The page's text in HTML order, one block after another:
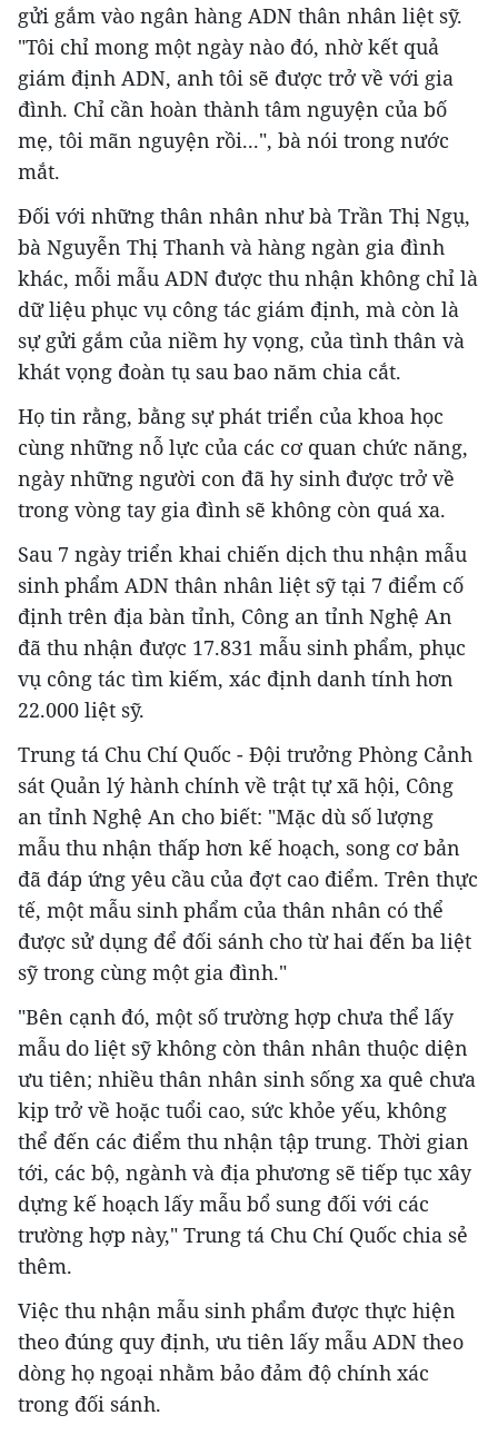
gửi gắm vào ngân hàng ADN thân nhân liệt sỹ.
"Tôi chỉ mong một ngày nào đó, nhờ kết quả
giám định ADN, anh tôi sẽ được trở về với gia
đình. Chỉ cần hoàn thành tâm nguyện của bố
mẹ, tôi mãn nguyện rồi...", bà nói trong nước
mắt.
Đối với những thân nhân như bà Trần Thị Ngụ,
bà Nguyễn Thị Thanh và hàng ngàn gia đình
khác, mỗi mẫu ADN được thu nhận không chỉ là
dữ liệu phục vụ công tác giám định, mà còn là
sự gửi gắm của niềm hy vọng, của tình thân và
khát vọng đoàn tụ sau bao năm chia cắt.
Họ tin rằng, bằng sự phát triển của khoa học
cùng những nỗ lực của các cơ quan chức năng,
ngày những người con đã hy sinh được trở về
trong vòng tay gia đình sẽ không còn quá xa.
Sau 7 ngày triển khai chiến dịch thu nhận mẫu
sinh phẩm ADN thân nhân liệt sỹ tại 7 điểm cố
định trên địa bàn tỉnh, Công an tỉnh Nghệ An
đã thu nhận được 17.831 mẫu sinh phẩm, phục
vụ công tác tìm kiếm, xác định danh tính hơn
22.000 liệt sỹ.
Trung tá Chu Chí Quốc - Đội trưởng Phòng Cảnh
sát Quản lý hành chính về trật tự xã hội, Công
an tỉnh Nghệ An cho biết: "Mặc dù số lượng
mẫu thu nhận thấp hơn kế hoạch, song cơ bản
đã đáp ứng yêu cầu của đợt cao điểm. Trên thực
tế, một mẫu sinh phẩm của thân nhân có thể
được sử dụng để đối sánh cho từ hai đến ba liệt
sỹ trong cùng một gia đình."
"Bên cạnh đó, một số trường hợp chưa thể lấy
mẫu do liệt sỹ không còn thân nhân thuộc diện
ưu tiên; nhiều thân nhân sinh sống xa quê chưa
kịp trở về hoặc tuổi cao, sức khỏe yếu, không
thể đến các điểm thu nhận tập trung. Thời gian
tới, các bộ, ngành và địa phương sẽ tiếp tục xây
dựng kế hoạch lấy mẫu bổ sung đối với các
trường hợp này," Trung tá Chu Chí Quốc chia sẻ
thêm.
Việc thu nhận mẫu sinh phẩm được thực hiện
theo đúng quy định, ưu tiên lấy mẫu ADN theo
dòng họ ngoại nhằm bảo đảm độ chính xác
trong đối sánh.